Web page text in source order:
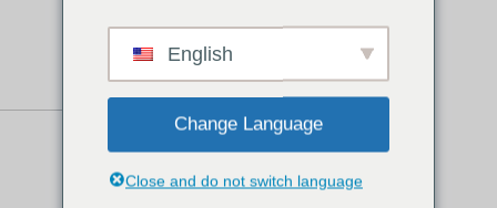
English
Change Language
Close and do not switch language